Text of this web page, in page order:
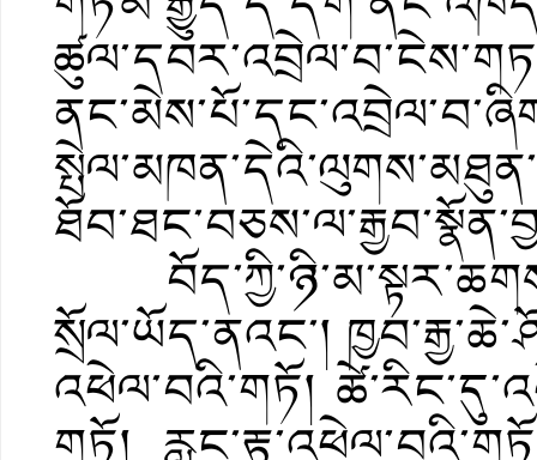
སྲོལ་ཡོད་ནའང་།
འཕེལ་བའི་གཏོ།
གཏོ།